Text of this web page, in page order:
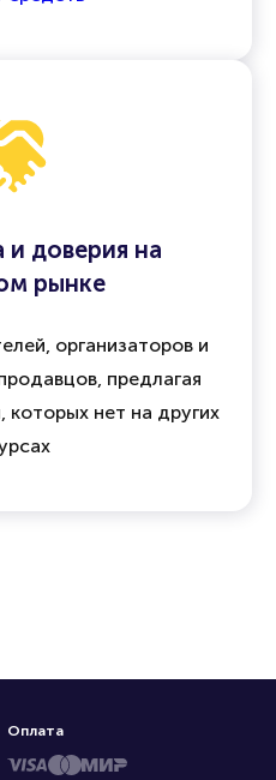
и доверия на
рынке
организаторов и
предлагая
нет на других
Оплата